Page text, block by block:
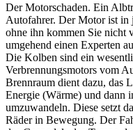
Der Motorschaden. Ein
Autofahrer. Der Motor ist in
ohne ihn kommen Sie nicht
umgehend einen Experten
Die Kolben sind ein
Verbrennungsmotors vom
Brennraum dient dazu, das
Energie (Wärme) und dann
umzuwandeln. Diese setzt
Räder in Bewegung. Der